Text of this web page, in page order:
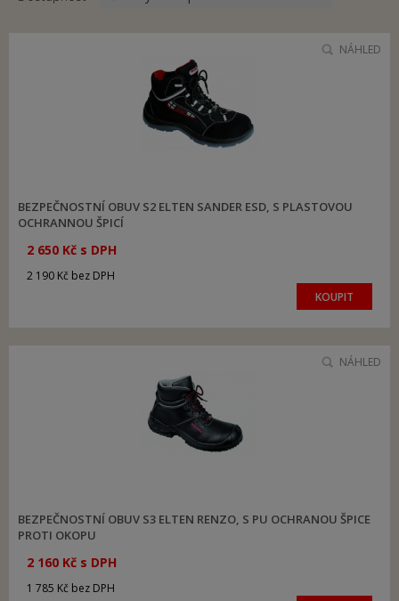
BEZPEČNOSTNÍ OBUV S2 ELTEN SANDER ESD, S PLASTOVOU
OCHRANNOU ŠPICÍ
2 650 Kč s DPH
2 190 Kč bez DPH
KOUPIT
NÁHLED
BEZPEČNOSTNÍ OBUV S3 ELTEN RENZO, S PU OCHRANOU ŠPICE
PROTI OKOPU
2 160 Kč s DPH
1 785 Kč bez DPH
NÁHLED